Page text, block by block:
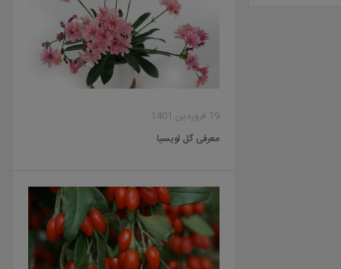
19 فروردین 1401
معرفی گل لویسیا